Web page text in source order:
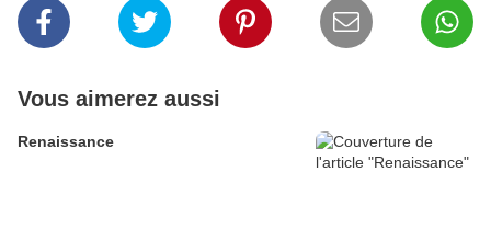
Vous aimerez aussi
Renaissance